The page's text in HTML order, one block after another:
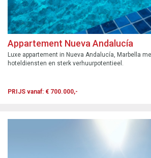
Appartement Nueva Andalucía
Luxe appartement in Nueva Andalucía, Marbella
hoteldiensten en sterk verhuurpotentieel.
PRIJS vanaf: € 700.000,-